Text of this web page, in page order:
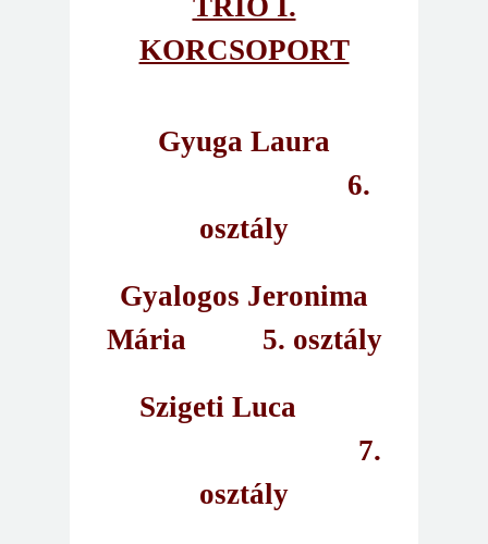
TRIÓ I.
KORCSOPORT
Gyuga Laura
6.
osztály
Gyalogos Jeronima
Mária
5. osztály
Szigeti Luca
7.
osztály